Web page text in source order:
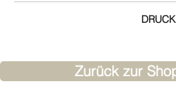
Zurück zur